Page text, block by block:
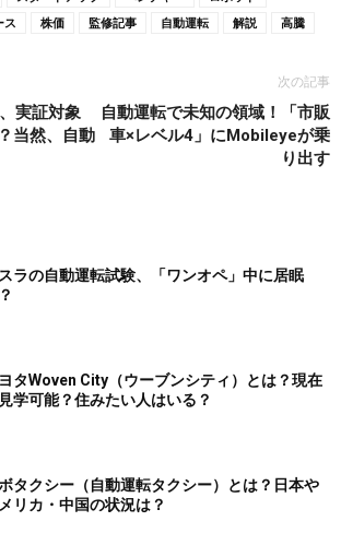
ス 株価 監修記事 自動運転 解説 高騰
実証対象
当然、自動
次の記事
自動運転で未知の領域！「市販
車×レベル4」にMobileyeが乗
り出す
ラの自動運転試験、「ワンオペ」中に居眠
ヨタWoven City（ウーブンシティ）とは？現在
学可能？住みたい人はいる？
タクシー（自動運転タクシー）とは？日本や
リカ・中国の状況は？